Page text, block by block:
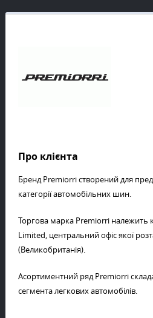
Про клієнта
Бренд Premiorri створений для
категорії автомобільних шин.
Торгова марка Premiorri належить
Limited, центральний офіс якої
(Великобританія).
Асортиментний ряд Premiorri
сегмента легкових автомобілів.